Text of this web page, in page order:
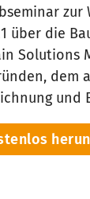
über die
Solutions
dem